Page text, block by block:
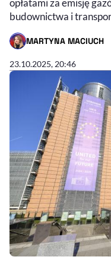
opłatami za emisję
budownictwa i
MARTYNA MACIUCH
- AUTOR ARTYKUŁU -
23.10.2025, 20:46